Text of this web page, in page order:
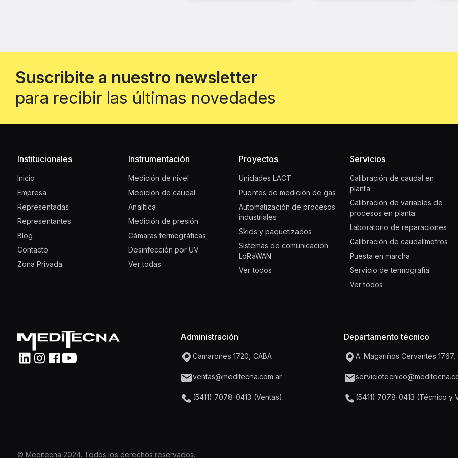
Suscribite a nuestro newsletter
para recibir las últimas novedades
Institucionales
Inicio
Empresa
Representadas
Representantes
Blog
Contacto
Zona Privada
Instrumentación
Medición de nivel
Medición de caudal
Analítica
Medición de presión
Cámaras termográficas
Desinfección por UV
Ver todas
Proyectos
Unidades LACT
Puentes de medición de gas
Automatización de procesos
industriales
Skids y paquetizados
Sistemas de comunicación
LoRaWAN
Ver todos
Servicios
Calibración de caudal en
planta
Calibración de variables de
procesos en planta
Laboratorio de reparaciones
Calibración de caudalímetros
Puesta en marcha
Servicio de termografía
Ver todos
Administración
Camarones 1720, CABA
ventas@meditecna.com.ar
(5411) 7078-0413 (Ventas)
Departamento técnico
A. Magariños Cervantes 1767,
(5411) 7078-0413 (Técnico y
© Meditecna 2024. Todos los derechos reservados.